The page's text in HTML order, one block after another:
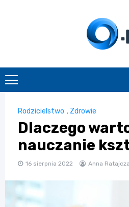
Rodzicielstwo , Zdrowie
Dlaczego
nauczanie
16 sierpnia 2022 Anna